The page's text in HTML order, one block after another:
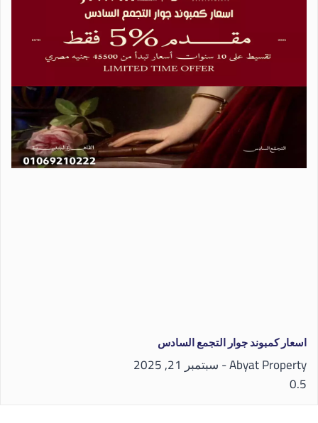
اسعار كمبوند جوار التجمع السادس
Abyat Property سبتمبر 21, 2025